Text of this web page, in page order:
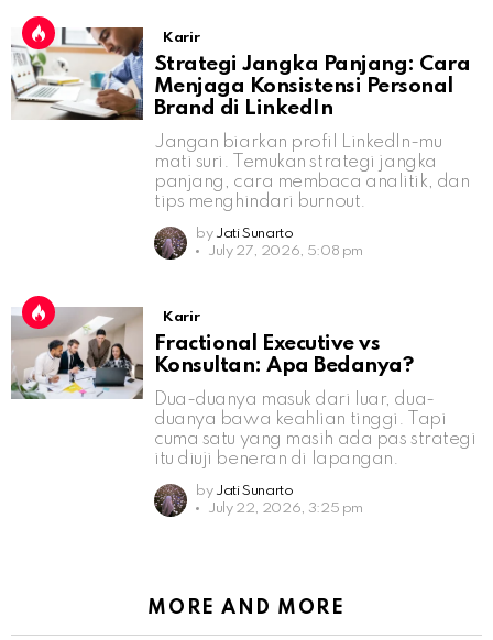
Karir
Strategi Jangka Panjang: Cara
Menjaga Konsistensi Personal
Brand di LinkedIn
Jangan biarkan profil LinkedIn-mu
mati suri. Temukan strategi jangka
panjang, cara membaca analitik, dan
tips menghindari burnout.
by Jati Sunarto
July 27, 2026, 5:08 pm
Karir
Fractional Executive vs
Konsultan: Apa Bedanya?
Dua-duanya masuk dari luar, dua-
duanya bawa keahlian tinggi. Tapi
cuma satu yang masih ada pas strategi
itu diuji beneran di lapangan.
by Jati Sunarto
July 22, 2026, 3:25 pm
MORE AND MORE